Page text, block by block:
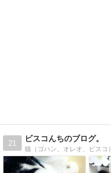
21
ビスコんちのブログ。